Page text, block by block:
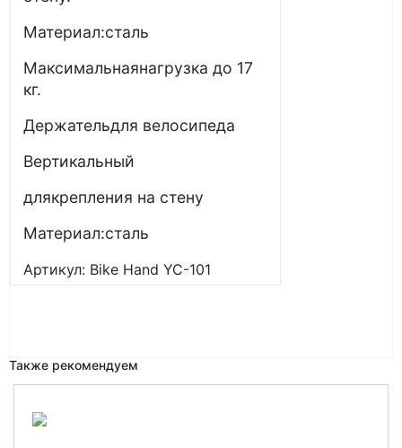
Материал:сталь
Максимальнаянагрузка до 17
кг.
Держательдля велосипеда
Вертикальный
длякрепления на стену
Материал:сталь
Артикул: Bike Hand YC-101
Также рекомендуем